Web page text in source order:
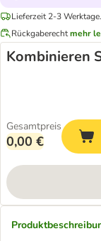
Lieferzeit 2-3 Werktage.
Rückgaberechtmehr
Kombinieren
Gesamtpreis
0,00 €